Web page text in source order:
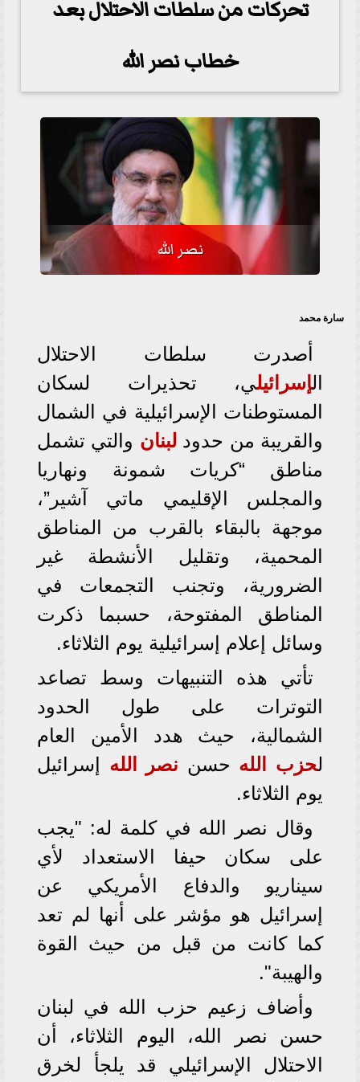
تحركات من سلطات الاحتلال بعد
خطاب نصر الله
نصر الله
سارة محمد
أصدرت سلطات الاحتلال
الإسرائيلي، تحذيرات لسكان
المستوطنات الإسرائيلية في الشمال
والقريبة من حدود لبنان والتي تشمل
مناطق “كريات شمونة ونهاريا
والمجلس الإقليمي ماتي آشير”،
موجهة بالبقاء بالقرب من المناطق
المحمية، وتقليل الأنشطة غير
الضرورية، وتجنب التجمعات في
المناطق المفتوحة، حسبما ذكرت
وسائل إعلام إسرائيلية يوم الثلاثاء.
تأتي هذه التنبيهات وسط تصاعد
التوترات على طول الحدود
الشمالية، حيث هدد الأمين العام
لحزب الله حسن نصر الله إسرائيل
يوم الثلاثاء.
وقال نصر الله في كلمة له: "يجب
على سكان حيفا الاستعداد لأي
سيناريو والدفاع الأمريكي عن
إسرائيل هو مؤشر على أنها لم تعد
كما كانت من قبل من حيث القوة
والهيبة".
وأضاف زعيم حزب الله في لبنان
حسن نصر الله، اليوم الثلاثاء، أن
الاحتلال الإسرائيلي قد يلجأ لخرق